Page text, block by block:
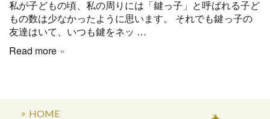
私が子どもの頃、私の周りには「鍵っ子」と呼ばれる子ど
もの数は少なかったように思います。 それでも鍵っ子の
友達はいて、いつも鍵をネッ …
Read more
HOME